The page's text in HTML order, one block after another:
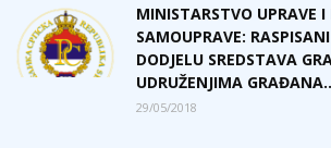
MINISTARSTVO UPRAVE I
SAMOUPRAVE:
DODJELU SREDSTAVA
UDRUŽENJIMA
29/05/2018